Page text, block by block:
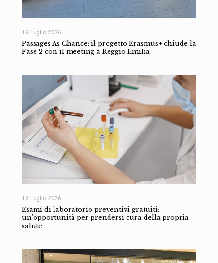
16 Luglio 2026
Passages As Chance: il progetto Erasmus+ chiude la
Fase 2 con il meeting a Reggio Emilia
16 Luglio 2026
Esami di laboratorio preventivi gratuiti:
un’opportunità per prendersi cura della propria
salute